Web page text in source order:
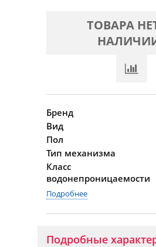
ТОВАРА
Бренд
Вид
Пол
Тип механизма
Класс
водонепроницаемости
Подробнее
Подробные